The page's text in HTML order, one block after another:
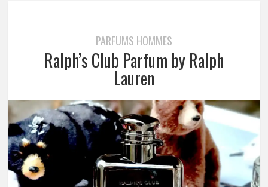
PARFUMS HOMMES
Ralph’s Club Parfum by Ralph
Lauren